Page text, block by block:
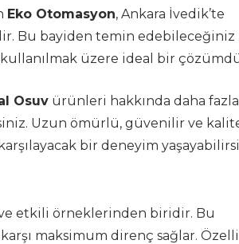
Eko Otomasyon, Ankara İvedik’te
Bu bayiden temin edebileceğiniz
üzere ideal bir
Osuv ürünleri hakkında daha fazla
Uzun ömürlü, güvenilir ve
bir deneyim
ve etkili örneklerinden biridir. Bu
maksimum direnç sağlar.